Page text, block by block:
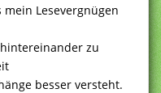
Lesevergnügen
zu
besser versteht.